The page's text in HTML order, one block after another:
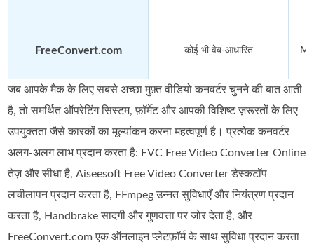
FreeConvert.com कोई भी वेब-आधारित
जब आपके मैक के लिए सबसे अच्छा मुफ़्त वीडियो कनवर्टर चुनने की बात आती
है, तो समर्थित ऑपरेटिंग सिस्टम, फ़ॉर्मेट और आपकी विशिष्ट ज़रूरतों के लिए
उपयुक्तता जैसे कारकों का मूल्यांकन करना महत्वपूर्ण है। प्रत्येक कनवर्टर
अलग-अलग लाभ प्रदान करता है: FVC Free Video Converter Online
तेज़ और सीधा है, Aiseesoft Free Video Converter डेस्कटॉप
लचीलापन प्रदान करता है, FFmpeg उन्नत सुविधाएँ और नियंत्रण प्रदान
करता है, Handbrake सादगी और गुणवत्ता पर जोर देता है, और
FreeConvert.com एक ऑनलाइन प्लेटफ़ॉर्म के साथ सुविधा प्रदान करता